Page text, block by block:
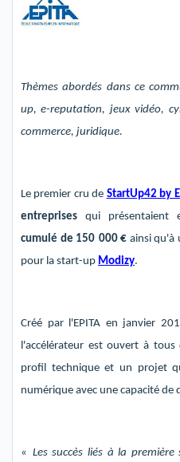
Thèmes abordés dans ce
up, e-reputation, jeux vidéo,
commerce, juridique.
Le premier cru de StartUp42 by
entreprises qui
cumulé de 150 000 € ainsi qu'à
pour la start-up Modizy.
Créé par l'EPITA en janvier
l'accélérateur est ouvert à
profil technique et un projet
numérique avec une capacité
« Les succès liés à la